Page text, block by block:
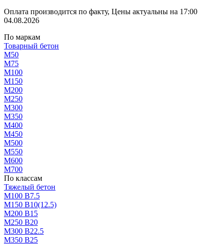
Оплата производится по факту, Цены актуальны на 17:00
04.08.2026
По маркам
Товарный бетон
М50
М75
М100
М150
М200
М250
М300
М350
М400
М450
М500
М550
М600
М700
По классам
Тяжелый бетон
М100 В7.5
М150 В10(12.5)
М200 В15
М250 В20
М300 В22.5
М350 В25